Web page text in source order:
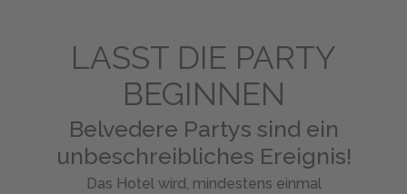
Lagunenpool
Aperitif
trifft
Party
LASST DIE PARTY
BEGINNEN
Belvedere Partys sind ein
unbeschreibliches Ereignis!
Das Hotel wird, mindestens einmal